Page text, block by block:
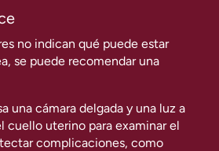
no indican qué puede estar
se puede recomendar una
una cámara delgada y una luz a
cuello uterino para examinar el
complicaciones, como